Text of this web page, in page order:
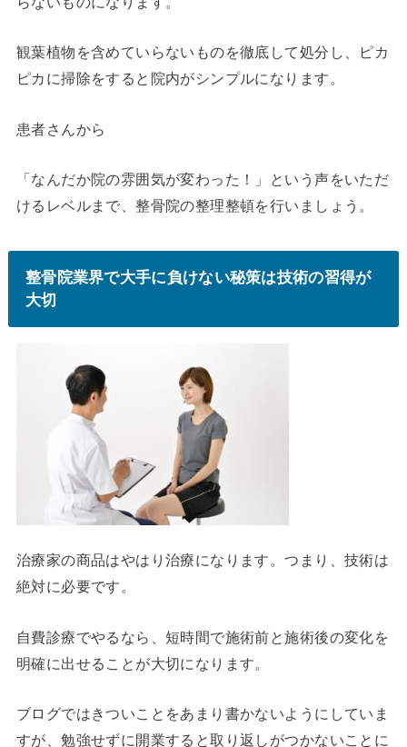
観葉植物を含めていらないものを徹底して処分し、ピカ
ピカに掃除をすると院内がシンプルになります。
患者さんから
「なんだか院の雰囲気が変わった！」という声をいただ
けるレベルまで、整骨院の整理整頓を行いましょう。
整骨院業界で大手に負けない秘策は技術の習得が
大切
治療家の商品はやはり治療になります。つまり、技術は
絶対に必要です。
自費診療でやるなら、短時間で施術前と施術後の変化を
明確に出せることが大切になります。
ブログではきついことをあまり書かないようにしていま
すが、勉強せずに開業すると取り返しがつかないことに